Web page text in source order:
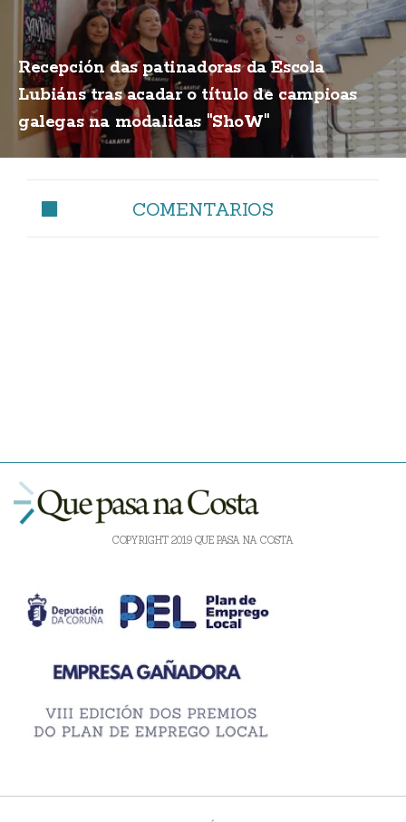
Recepción das patinadoras da Escola
Lubiáns tras acadar o título de campioas
galegas na modalidas "ShoW"
COMENTARIOS
COPYRIGHT 2019 QUE PASA NA COSTA